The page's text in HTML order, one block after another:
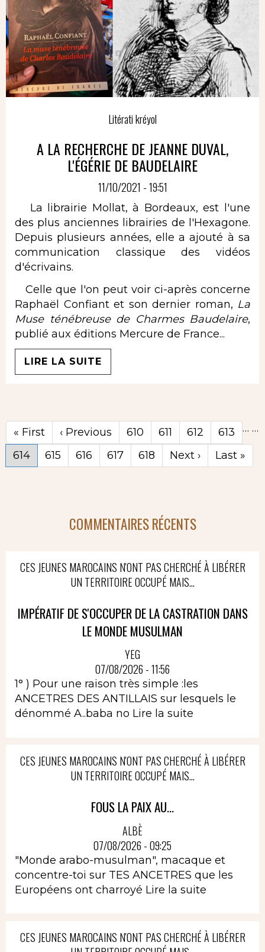
Litérati kréyol
A LA RECHERCHE DE JEANNE DUVAL,
L'ÉGÉRIE DE BAUDELAIRE
11/10/2021 - 19:51
La librairie Mollat, à Bordeaux, est l'une
des plus anciennes librairies de l'Hexagone.
Depuis plusieurs années, elle a ajouté à sa
communication classique des vidéos
d'écrivains.
Celle que l'on peut voir ci-après concerne
Raphaël Confiant et son dernier roman, La
Muse ténébreuse de Charmes Baudelaire,
publié aux éditions Mercure de France...
LIRE LA SUITE
Première
page
« First
Page
précédente
‹ Previous …
Page
610 Page
611 Page
612 Page
613
Page
courante
614 Page
615 Page
616 Page
617 Page
618
…
Page
suivante
Next ›
Dernière
page
Last »
COMMENTAIRES RÉCENTS
CES JEUNES MAROCAINS N'ONT PAS CHERCHÉ À LIBÉRER
UN TERRITOIRE OCCUPÉ MAIS...
IMPÉRATIF DE S'OCCUPER DE LA CASTRATION DANS
LE MONDE MUSULMAN
YEG
07/08/2026 - 11:56
1° ) Pour une raison très simple :les
ANCETRES DES ANTILLAIS sur lesquels le
dénommé A..baba no Lire la suite
CES JEUNES MAROCAINS N'ONT PAS CHERCHÉ À LIBÉRER
UN TERRITOIRE OCCUPÉ MAIS...
FOUS LA PAIX AU...
ALBÈ
07/08/2026 - 09:25
"Monde arabo-musulman", macaque et
concentre-toi sur TES ANCETRES que les
Européens ont charroyé Lire la suite
CES JEUNES MAROCAINS N'ONT PAS CHERCHÉ À LIBÉRER